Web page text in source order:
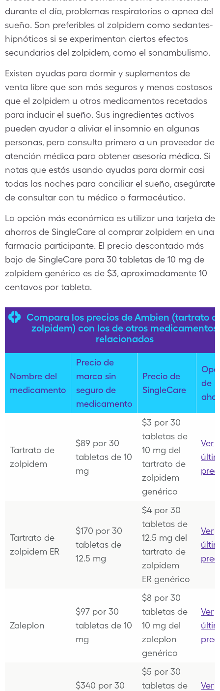
durante el día, problemas respiratorios o apnea del
sueño. Son preferibles al zolpidem como sedantes-
hipnóticos si se experimentan ciertos efectos
secundarios del zolpidem, como el sonambulismo.
Existen ayudas para dormir y suplementos de
venta libre que son más seguros y menos costosos
que el zolpidem u otros medicamentos recetados
para inducir el sueño. Sus ingredientes activos
pueden ayudar a aliviar el insomnio en algunas
personas, pero consulta primero a un proveedor de
atención médica para obtener asesoría médica. Si
notas que estás usando ayudas para dormir casi
todas las noches para conciliar el sueño, asegúrate
de consultar con tu médico o farmacéutico.
La opción más económica es utilizar una tarjeta de
ahorros de SingleCare al comprar zolpidem en una
farmacia participante. El precio descontado más
bajo de SingleCare para 30 tabletas de 10 mg de
zolpidem genérico es de $3, aproximadamente 10
centavos por tableta.
Compara los precios de Ambien (tartrato
zolpidem) con los de otros medicamentos
relacionados
Nombre del
medicamento
Precio de
marca sin
seguro de
medicamento
Precio de
SingleCare
de
Tartrato de
zolpidem
$89 por 30
tabletas de 10
mg
$3 por 30
tabletas de
10 mg del
tartrato de
zolpidem
genérico
Ver
Tartrato de
zolpidem ER
$170 por 30
tabletas de
12.5 mg
$4 por 30
tabletas de
12.5 mg del
tartrato de
zolpidem
ER genérico
Ver
Zaleplon
$97 por 30
tabletas de 10
mg
$8 por 30
tabletas de
10 mg del
zaleplon
genérico
Ver
$340 por 30
$5 por 30
tabletas de
Ver